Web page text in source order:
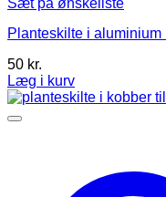
Planteskilte i aluminium
50 kr.
Læg i kurv
Dette
vare
Mulighederne